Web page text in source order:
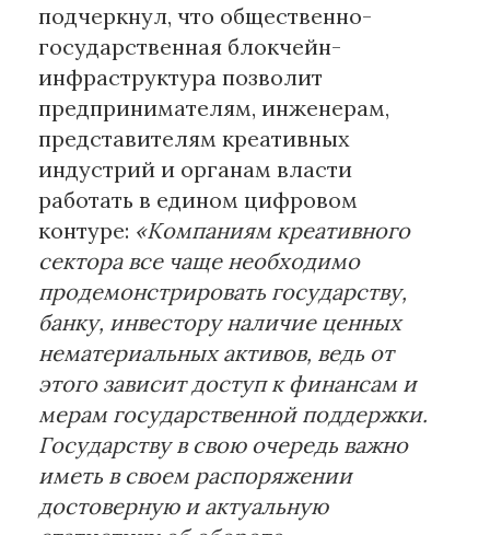
подчеркнул, что общественно-
государственная блокчейн-
инфраструктура позволит
предпринимателям, инженерам,
представителям креативных
индустрий и органам власти
работать в едином цифровом
контуре: «Компаниям креативного
сектора все чаще необходимо
продемонстрировать государству,
банку, инвестору наличие ценных
нематериальных активов, ведь от
этого зависит доступ к финансам и
мерам государственной поддержки.
Государству в свою очередь важно
иметь в своем распоряжении
достоверную и актуальную